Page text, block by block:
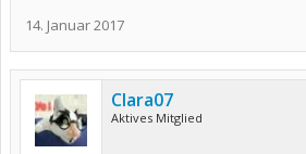
14. Januar 2017
Clara07
Aktives Mitglied